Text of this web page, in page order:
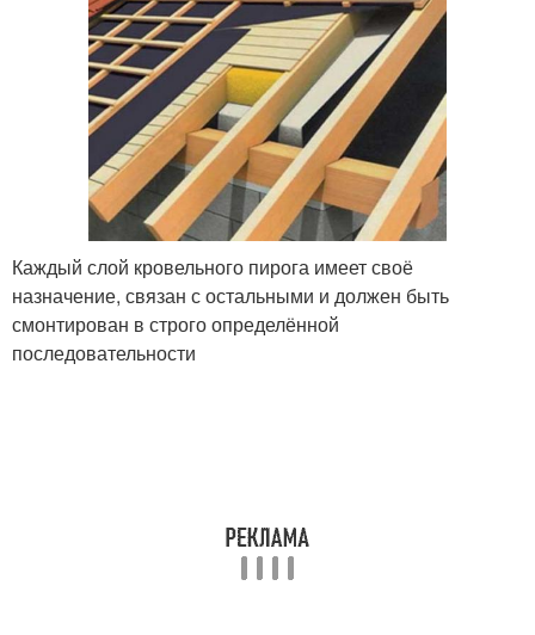
Каждый слой кровельного пирога имеет своё
назначение, связан с остальными и должен быть
смонтирован в строго определённой
последовательности